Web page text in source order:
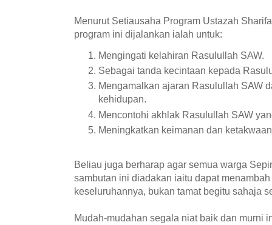
Menurut Setiausaha Program Ustazah
program ini dijalankan ialah untuk:
Mengingati kelahiran Rasulullah SAW.
Sebagai tanda kecintaan kepada
Mengamalkan ajaran Rasulullah SAW
kehidupan.
Mencontohi akhlak Rasulullah SAW
Meningkatkan keimanan dan
Beliau juga berharap agar semua warga
sambutan ini diadakan iaitu dapat
keseluruhannya, bukan tamat begitu sahaja
Mudah-mudahan segala niat baik dan murni